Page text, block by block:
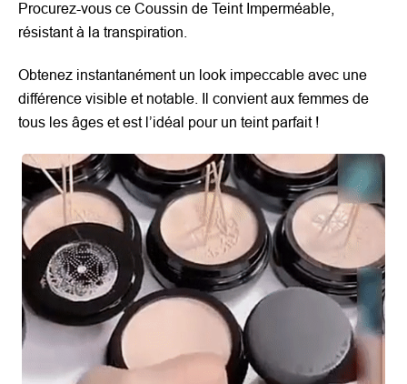
Procurez-vous ce Coussin de Teint Imperméable,
résistant à la transpiration.
Obtenez instantanément un look impeccable avec une
différence visible et notable. Il convient aux femmes de
tous les âges et est l’idéal pour un teint parfait !